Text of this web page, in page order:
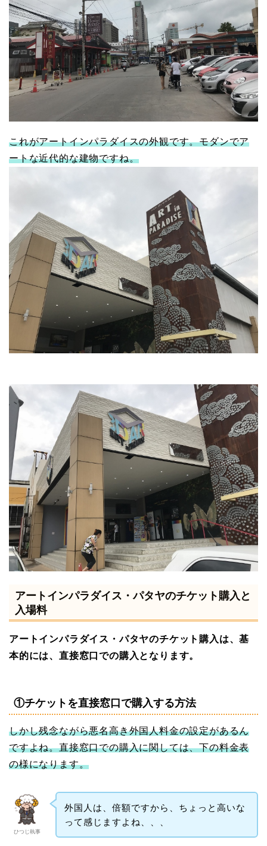
これがアートインパラダイスの外観です。モダンでア
ートな近代的な建物ですね。
アートインパラダイス・パタヤのチケット購入と
入場料
アートインパラダイス・パタヤのチケット購入は、基
本的には、直接窓口での購入となります。
①チケットを直接窓口で購入する方法
しかし残念ながら悪名高き外国人料金の設定があるん
ですよね。直接窓口での購入に関しては、下の料金表
の様になります。
ひつじ執事
外国人は、倍額ですから、ちょっと高いな
って感じますよね、、、